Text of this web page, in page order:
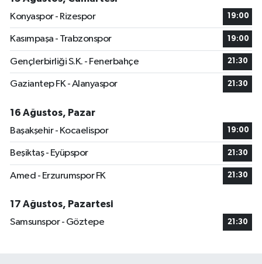
Konyaspor - Rizespor
19:00
Kasımpaşa - Trabzonspor 19:00
Gençlerbirliği S.K. - Fenerbahçe 21:30
Gaziantep FK - Alanyaspor 21:30
16 Ağustos, Pazar
Başakşehir - Kocaelispor
19:00
Beşiktaş - Eyüpspor 21:30
Amed - Erzurumspor FK 21:30
17 Ağustos, Pazartesi
Samsunspor - Göztepe
21:30